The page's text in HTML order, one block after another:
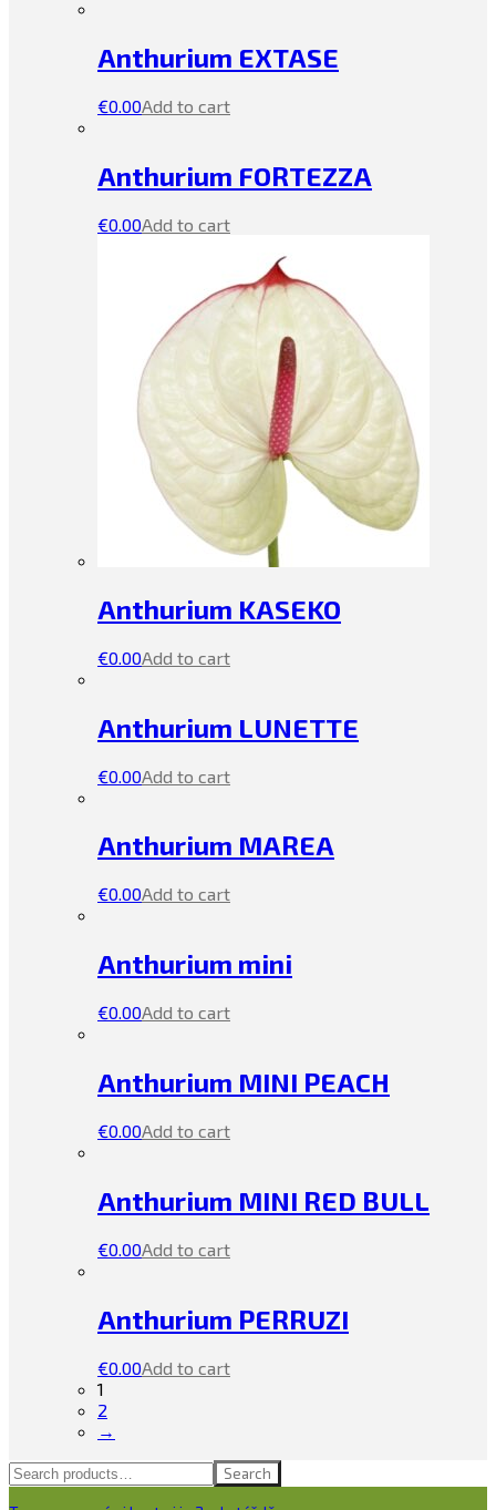
Anthurium EXTASE
€0.00Add to cart
Anthurium FORTEZZA
€0.00Add to cart
Anthurium KASEKO
€0.00Add to cart
Anthurium LUNETTE
€0.00Add to cart
Anthurium MAREA
€0.00Add to cart
Anthurium mini
€0.00Add to cart
Anthurium MINI PEACH
€0.00Add to cart
Anthurium MINI RED BULL
€0.00Add to cart
Anthurium PERRUZI
€0.00Add to cart
1
2
→
Search
for:
Search